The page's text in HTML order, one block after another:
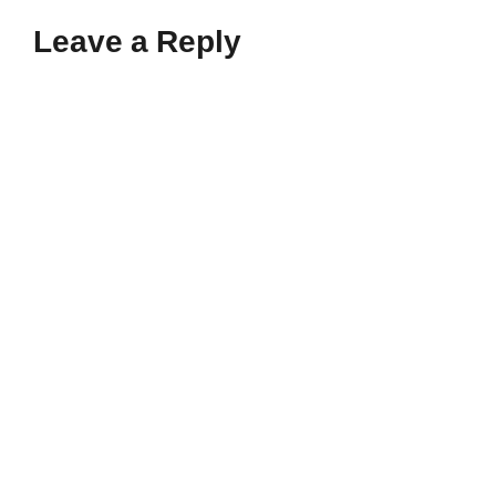
Leave a Reply